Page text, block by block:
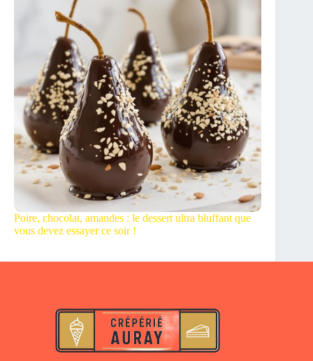
Poire, chocolat, amandes : le dessert ultra bluffant que
vous devez essayer ce soir !